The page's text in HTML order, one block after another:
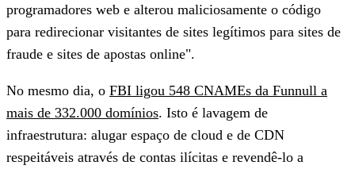
programadores web e alterou maliciosamente o código
para redirecionar visitantes de sites legítimos para sites de
fraude e sites de apostas online".
No mesmo dia, o FBI ligou 548 CNAMEs da Funnull a
mais de 332.000 domínios. Isto é lavagem de
infraestrutura: alugar espaço de cloud e de CDN
respeitáveis através de contas ilícitas e revendê-lo a